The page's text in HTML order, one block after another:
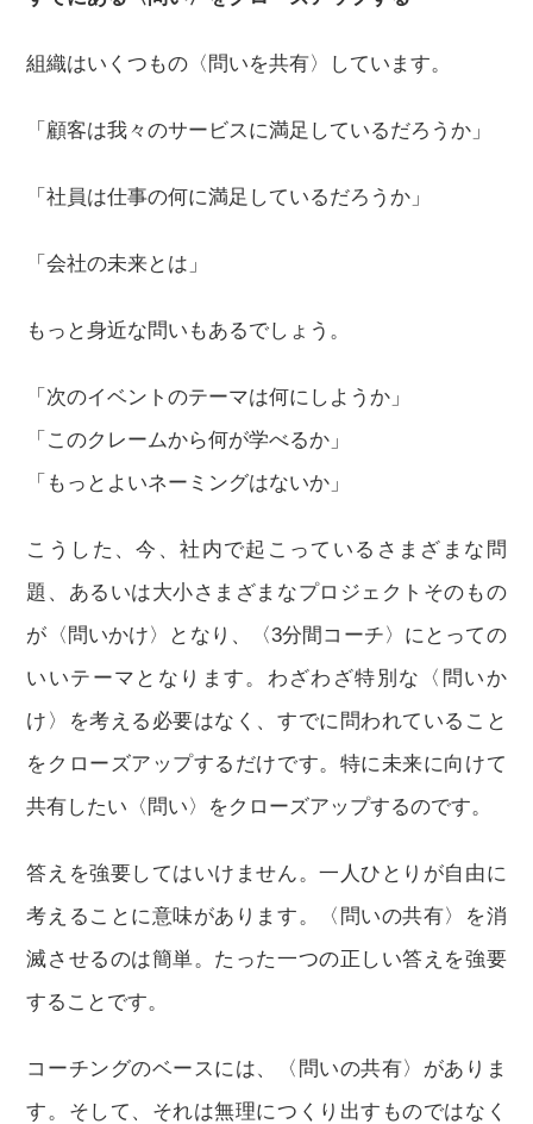
組織はいくつもの〈問いを共有〉しています。
「顧客は我々のサービスに満足しているだろうか」
「社員は仕事の何に満足しているだろうか」
「会社の未来とは」
もっと身近な問いもあるでしょう。
「次のイベントのテーマは何にしようか」
「このクレームから何が学べるか」
「もっとよいネーミングはないか」
こうした、今、社内で起こっているさまざまな問
題、あるいは大小さまざまなプロジェクトそのもの
が〈問いかけ〉となり、〈3分間コーチ〉にとっての
いいテーマとなります。わざわざ特別な〈問いか
け〉を考える必要はなく、すでに問われていること
をクローズアップするだけです。特に未来に向けて
共有したい〈問い〉をクローズアップするのです。
答えを強要してはいけません。一人ひとりが自由に
考えることに意味があります。〈問いの共有〉を消
滅させるのは簡単。たった一つの正しい答えを強要
することです。
コーチングのベースには、〈問いの共有〉がありま
す。そして、それは無理につくり出すものではなく